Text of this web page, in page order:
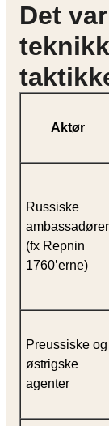
Det
Aktør
Russiske
ambassadører
(fx Repnin
1760’erne)
Preussiske og
østrigske
agenter